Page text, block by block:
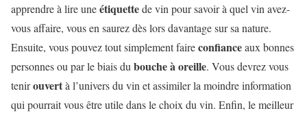
apprendre à lire uneétiquettede vin pour savoir à quel vin avez-
vous affaire, vous en saurez dès lors davantage sur sa nature.
Ensuite, vous pouvez tout simplement faireconfianceaux bonnes
personnes ou par le biais dubouche à oreille. Vous devrez vous
tenirouvertà l’univers du vin et assimiler la moindre information
qui pourrait vous être utile dans le choix du vin. Enfin, le meilleur